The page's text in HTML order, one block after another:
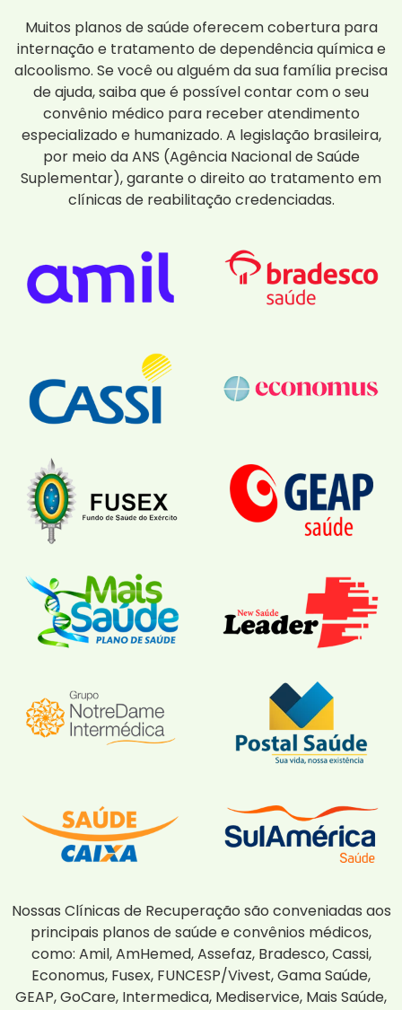
Muitos planos de saúde oferecem cobertura para
internação e tratamento de dependência química e
alcoolismo. Se você ou alguém da sua família precisa
de ajuda, saiba que é possível contar com o seu
convênio médico para receber atendimento
especializado e humanizado. A legislação brasileira,
por meio da ANS (Agência Nacional de Saúde
Suplementar), garante o direito ao tratamento em
clínicas de reabilitação credenciadas.
Nossas Clínicas de Recuperação são conveniadas aos
principais planos de saúde e convênios médicos,
como: Amil, AmHemed, Assefaz, Bradesco, Cassi,
Economus, Fusex, FUNCESP/Vivest, Gama Saúde,
GEAP, GoCare, Intermedica, Mediservice, Mais Saúde,